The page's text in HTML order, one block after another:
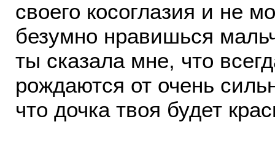
своего косоглазия и не
безумно нравишься
ты сказала мне, что
рождаются от очень
что дочка твоя будет